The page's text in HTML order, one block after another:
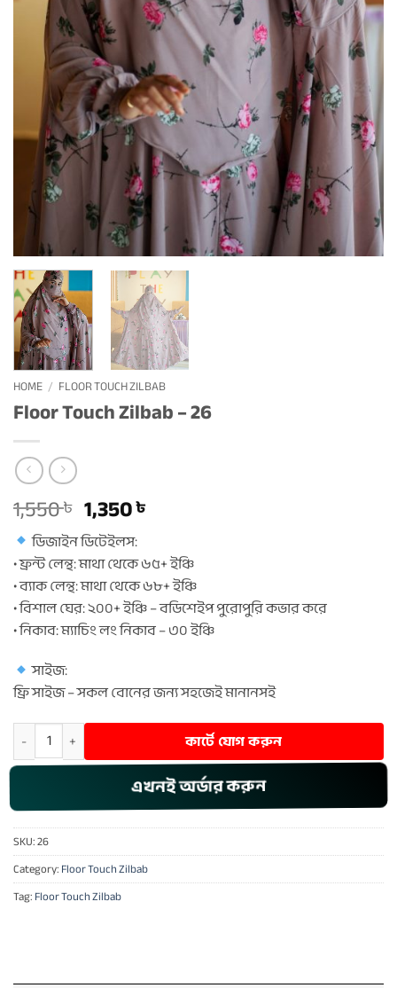
HOME / FLOOR TOUCH ZILBAB
Floor Touch Zilbab – 26
1,550৳ Original
price
was:
1,550 ৳ .
1,350৳
is:
1,350 ৳ .
ডিজাইন ডিটেইলস:
• ফ্রন্ট লেন্থ: মাথা থেকে ৬৫+ ইঞ্চি
• ব্যাক লেন্থ: মাথা থেকে ৬৮+ ইঞ্চি
• বিশাল ঘের: ২০০+ ইঞ্চি – বডিশেইপ পুরোপুরি কভার করে
• নিকাব: ম্যাচিং লং নিকাব – ৩০ ইঞ্চি
সাইজ:
ফ্রি সাইজ – সকল বোনের জন্য সহজেই মানানসই
Floor Touch Zilbab – 26 quantityকার্টে যোগ করুন
এখনই অর্ডার করুন
SKU:26
Category:Floor Touch Zilbab
Tag:Floor Touch Zilbab